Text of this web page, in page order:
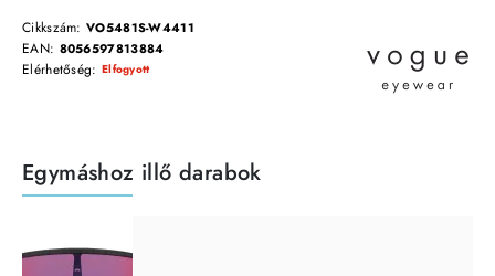
Cikkszám: VO5481S-W4411
EAN: 8056597813884
Elérhetőség: Elfogyott
Egymáshoz illő darabok